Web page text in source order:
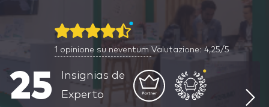
1 opinione su neventum Valutazione: 4,25/5
25
Insignias de
Experto